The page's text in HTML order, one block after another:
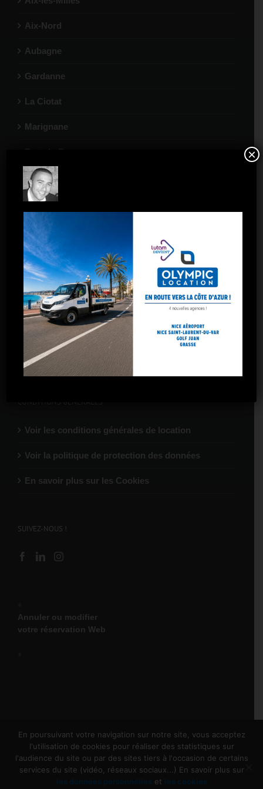
Aix-Nord
Aubagne
Gardanne
La Ciotat
Marignane
Salon-de-Provence
Toulon
Toulon La Garde
Marseille – 5 avenues
Marseille – Gare St-Charles
Marseille – Arnavaux
Marseille – Plombières
Marseille – La Valentine
CONDITIONS GÉNÉRALES
Voir les conditions générales de location
Voir la politique de protection des données
En savoir plus sur les Cookies
SUIVEZ-NOUS !
Annuler ou modifier
votre réservation Web
Copyright 2025 Olympic Location | Tous droits réservés |
Une créationIdégraphie|Mentions Légales
×
En poursuivant votre navigation sur notre site, vous acceptez
l'utilisation de cookies pour réaliser des statistiques sur
l'audience du site ou par des sites tiers à l'occasion de certains
services du site (vidéo, réseaux sociaux...) En savoir plus sur
les données personnelles et les cookies